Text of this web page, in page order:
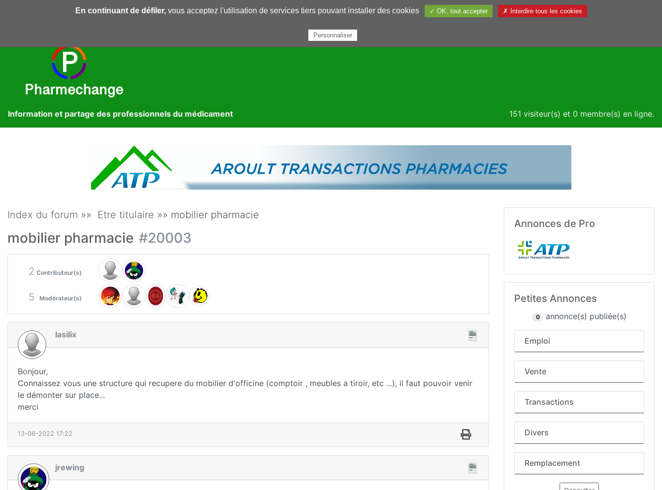
Pharmechange Forums Dossiers Presse Librairie Annuaires Petites annonces Nous contacter Utile
Information et partage des professionnels du médicament 151 visiteur(s) et 0 membre(s) en ligne.
Index du forum »» Etre titulaire »» mobilier pharmacie
mobilier pharmacie #20003
2 Contributeur(s)
5 Modérateur(s)
lasilix
Bonjour,
Connaissez vous une structure qui recupere du mobilier d'officine (comptoir , meubles a tiroir, etc ...), il faut pouvoir venir
le démonter sur place...
merci
13-06-2022 17:22
jrewing
Annonces de Pro
Petites Annonces
0 annonce(s) publiée(s)
Emploi
Vente
Transactions
Divers
Remplacement
En continuant de défiler,vous acceptez l'utilisation de services tiers pouvant installer des cookies ✓ OK, tout accepter ✗ Interdire tous les cookies
Personnaliser